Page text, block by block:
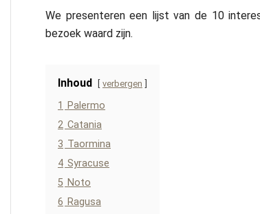
We presenteren een lijst van de 10
bezoek waard zijn.
Inhoud verbergen
1
Palermo
2 Catania
3 Taormina
4 Syracuse
5 Noto
6 Ragusa